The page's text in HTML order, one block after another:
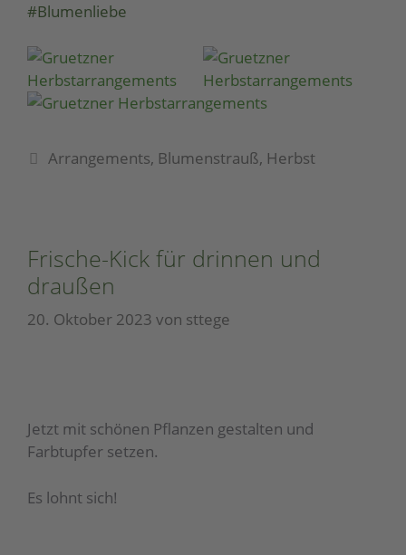
#Blumenliebe
Arrangements, Blumenstrauß, Herbst
Frische-Kick für drinnen und
draußen
20. Oktober 2023 von sttege
Jetzt mit schönen Pflanzen gestalten und
Farbtupfer setzen.
Es lohnt sich!